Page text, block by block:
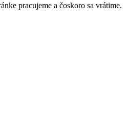
pracujeme a čoskoro sa vrátime.